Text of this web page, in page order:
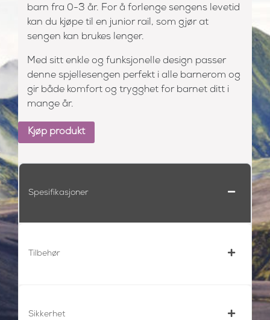
barn fra 0-3 år. For å forlenge sengens levetid
kan du kjøpe til en junior rail, som gjør at
sengen kan brukes lenger.
Med sitt enkle og funksjonelle design passer
denne spjellesengen perfekt i alle barnerom og
gir både komfort og trygghet for barnet ditt i
mange år.
Kjøp produkt
Spesifikasjoner
Tilbehør
Sikkerhet